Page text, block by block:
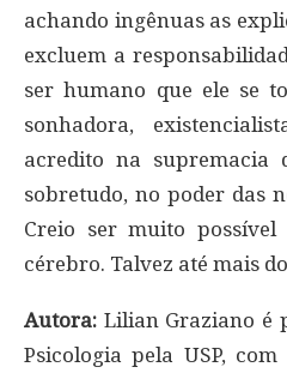
achando ingênuas as
excluem a
ser humano que ele se
sonhadora,
acredito na supremacia
sobretudo, no poder das
Creio ser muito
cérebro. Talvez até mais
Autora: Lilian Graziano é
Psicologia pela USP,